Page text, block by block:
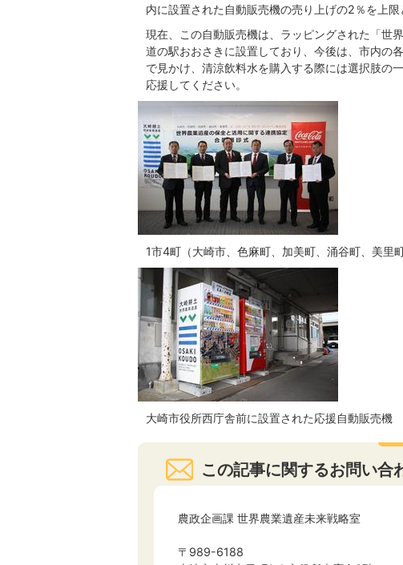
内に設置された自動販売機の売り上げの2％を上
現在、この自動販売機は、ラッピングされた「世
道の駅おおさきに設置しており、今後は、市内の
で見かけ、清涼飲料水を購入する際には選択肢の
応援してください。
1市4町（大崎市、色麻町、加美町、涌谷町、美里
大崎市役所西庁舎前に設置された応援自動販売機
この記事に関するお問い合
農政企画課 世界農業遺産未来戦略室
〒989-6188